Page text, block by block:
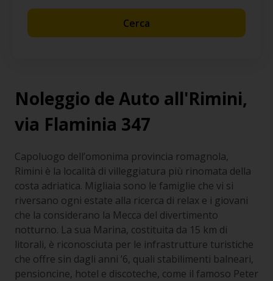
Cerca
Noleggio de Auto all'Rimini,
via Flaminia 347
Capoluogo dell’omonima provincia romagnola,
Rimini è la località di villeggiatura più rinomata della
costa adriatica. Migliaia sono le famiglie che vi si
riversano ogni estate alla ricerca di relax e i giovani
che la considerano la Mecca del divertimento
notturno. La sua Marina, costituita da 15 km di
litorali, è riconosciuta per le infrastrutture turistiche
che offre sin dagli anni ’6, quali stabilimenti balneari,
pensioncine, hotel e discoteche, come il famoso Peter